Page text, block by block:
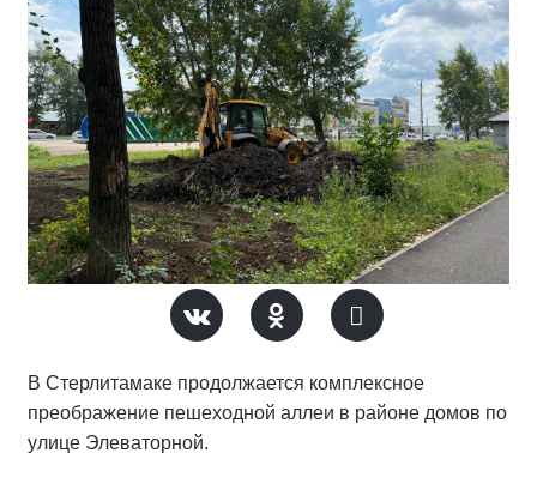
В Стерлитамаке продолжается комплексное
преображение пешеходной аллеи в районе домов по
улице Элеваторной.